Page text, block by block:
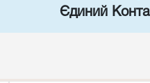
Єдиний